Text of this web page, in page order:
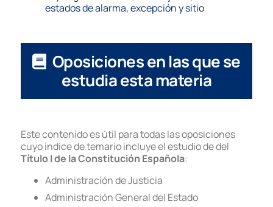
estados de alarma, excepción y sitio
Oposiciones en las que se
estudia esta materia
Este contenido es útil para todas las oposiciones
cuyo índice de temario incluye el estudio de del
Título I de la Constitución Española:
Administración de Justicia
Administración General del Estado